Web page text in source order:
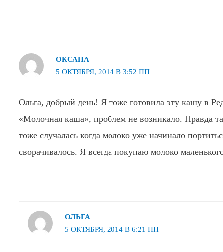
ОКСАНА
5 ОКТЯБРЯ, 2014 В 3:52 ПП
Ольга, добрый день! Я тоже готовила эту кашу в
«Молочная каша», проблем не возникало. Правда
тоже случалась когда молоко уже начинало
сворачивалось. Я всегда покупаю молоко
ОЛЬГА
5 ОКТЯБРЯ, 2014 В 6:21 ПП